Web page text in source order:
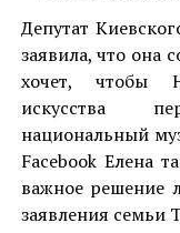
Депутат
заявила, что она
хочет, чтобы
искусства
национальный
Facebook Елена
важное решение
заявления семьи